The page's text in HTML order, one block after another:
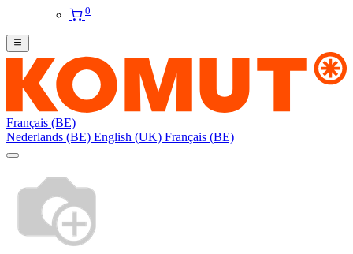
0
Français (BE)
Nederlands (BE) English (UK) Français (BE)